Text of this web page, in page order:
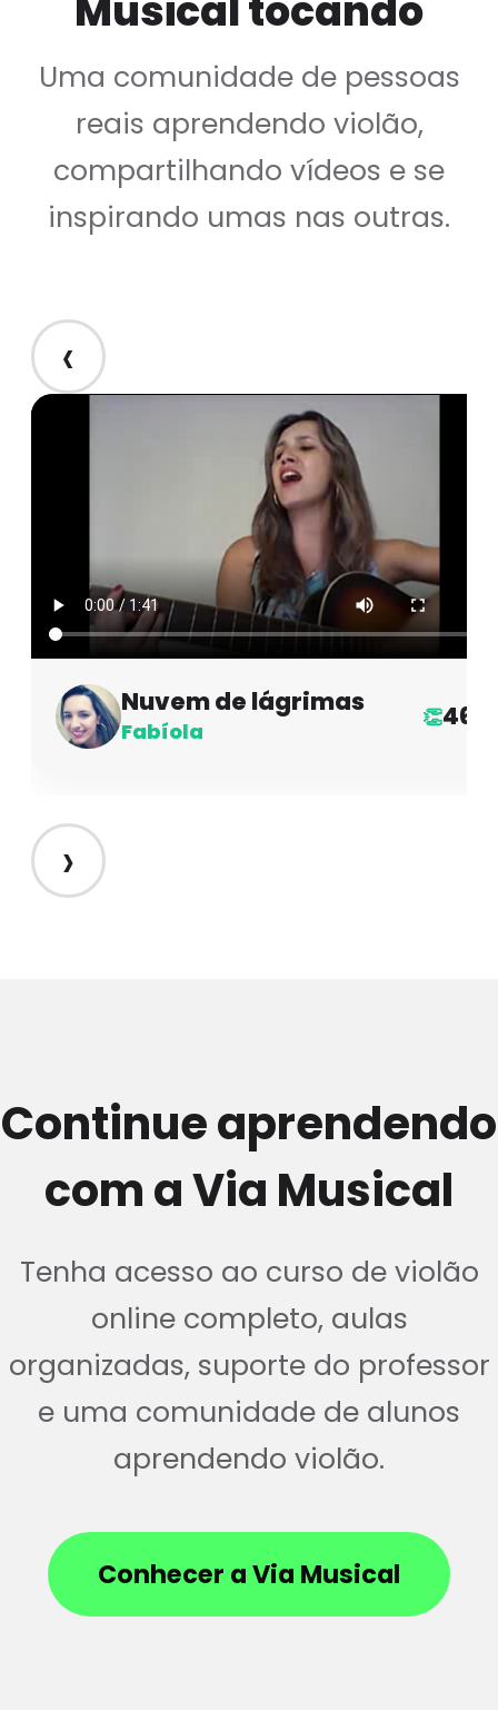
Musical tocando
Uma comunidade de pessoas
reais aprendendo violão,
compartilhando vídeos e se
inspirando umas nas outras.
‹
Nuvem de lágrimas
Fabíola
👏46
›
Continue aprendendo
com a Via Musical
Tenha acesso ao curso de violão
online completo, aulas
organizadas, suporte do professor
e uma comunidade de alunos
aprendendo violão.
Conhecer a Via Musical